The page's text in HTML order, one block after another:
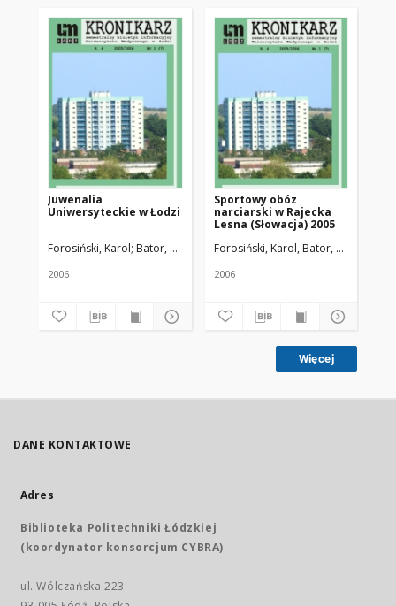
Juwenalia
Uniwersyteckie w Łodzi
Forosiński, Karol; Bator, Rafał Żmuda, Ryszard. Red. nacz.
2006
Sportowy obóz
narciarski w Rajecka
Lesna (Słowacja) 2005
Forosiński, Karol, Bator, Rafał
2006
Więcej
DANE KONTAKTOWE
Adres
Biblioteka Politechniki Łódzkiej
(koordynator konsorcjum CYBRA)
ul. Wólczańska 223